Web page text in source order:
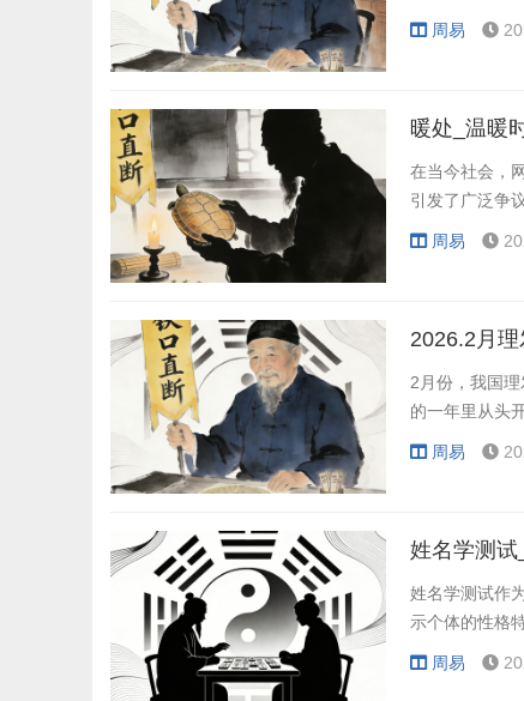
周易
暖处_温暖
在当今社会，
引发了广泛争
周易
2026.2月
2月份，我国
的一年里从头
周易
姓名学测试
姓名学测试作
示个体的性格
周易